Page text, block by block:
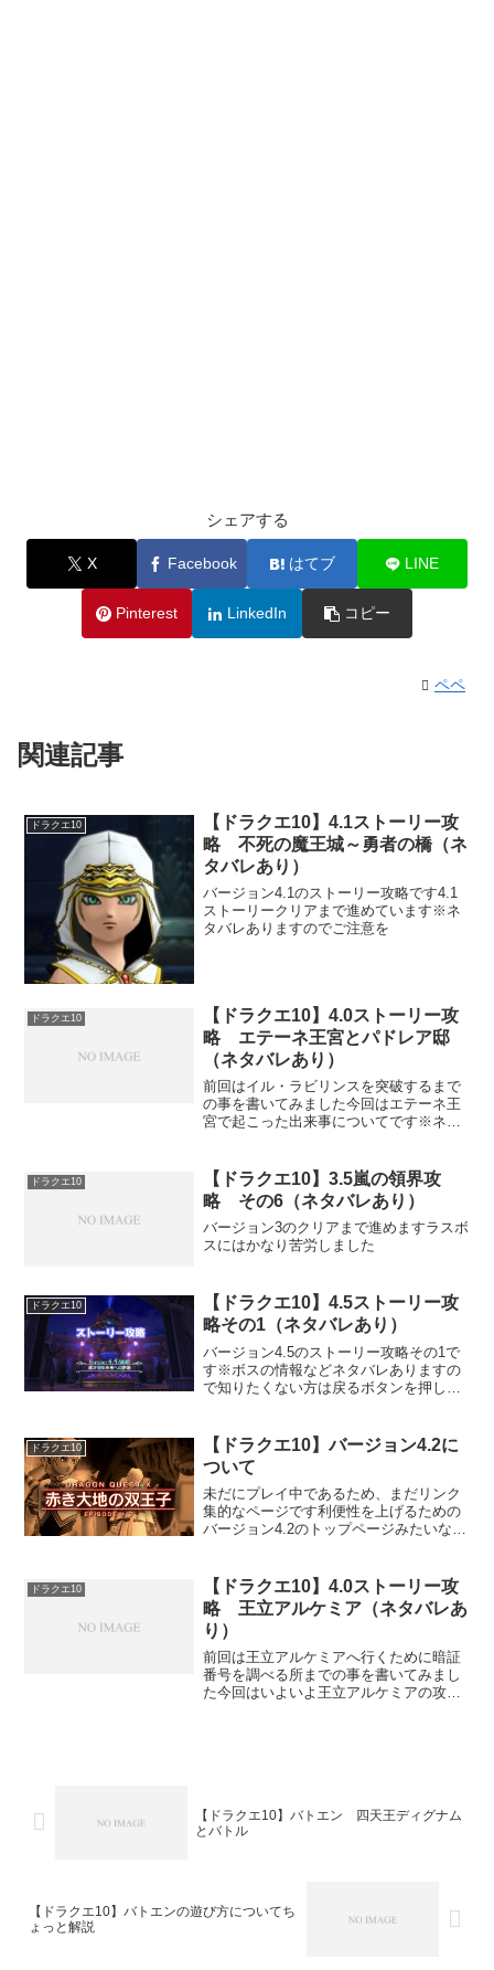
シェアする
X Facebook はてブ LINE
Pinterest LinkedIn コピー
ペペ
関連記事
ドラクエ10
【ドラクエ10】4.1ストーリー攻
略 不死の魔王城～勇者の橋（ネ
タバレあり）
バージョン4.1のストーリー攻略です4.1
ストーリークリアまで進めています※ネ
タバレありますのでご注意を
ドラクエ10
【ドラクエ10】4.0ストーリー攻
略 エテーネ王宮とパドレア邸
（ネタバレあり）
前回はイル・ラビリンスを突破するまで
の事を書いてみました今回はエテーネ王
宮で起こった出来事についてです※ネタ
ドラクエ10
【ドラクエ10】3.5嵐の領界攻
略 その6（ネタバレあり）
バージョン3のクリアまで進めますラスボ
スにはかなり苦労しました
ドラクエ10
【ドラクエ10】4.5ストーリー攻
略その1（ネタバレあり）
バージョン4.5のストーリー攻略その1で
す※ボスの情報などネタバレありますの
で知りたくない方は戻るボタンを押して
ドラクエ10
【ドラクエ10】バージョン4.2に
ついて
未だにプレイ中であるため、まだリンク
集的なページです利便性を上げるための
バージョン4.2のトップページみたいなも
ドラクエ10
【ドラクエ10】4.0ストーリー攻
略 王立アルケミア（ネタバレあ
り）
前回は王立アルケミアへ行くために暗証
番号を調べる所までの事を書いてみまし
た今回はいよいよ王立アルケミアの攻略
【ドラクエ10】バトエン 四天王ディグナム
とバトル
【ドラクエ10】バトエンの遊び方についてち
ょっと解説